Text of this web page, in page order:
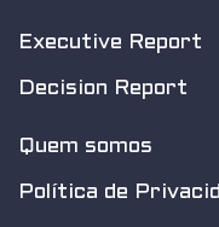
Executive Report
Decision Report
Quem somos
Política de